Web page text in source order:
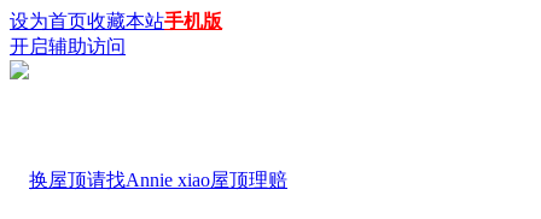
设为首页收藏本站手机版
开启辅助访问